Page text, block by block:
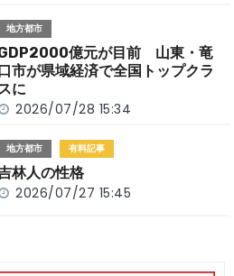
地方都市
億元が目前 山東・竜
市が県域経済で全国トップクラ
に
2026/07/28 15:34
地方都市 有料記事
林人の性格
2026/07/27 15:45